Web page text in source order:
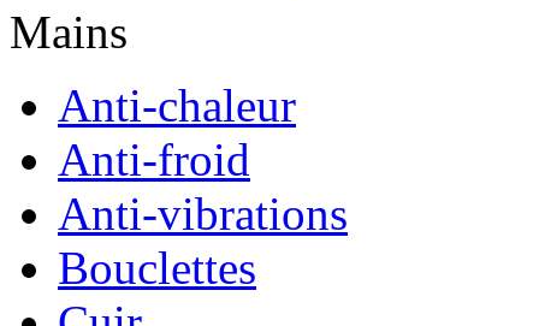
Mains
Anti-chaleur
Anti-froid
Anti-vibrations
Bouclettes